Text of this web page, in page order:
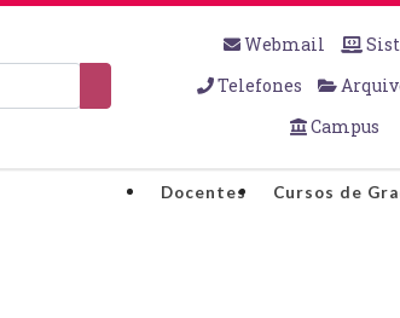
Webmail
Telefones
Campus
Docentes Cursos de